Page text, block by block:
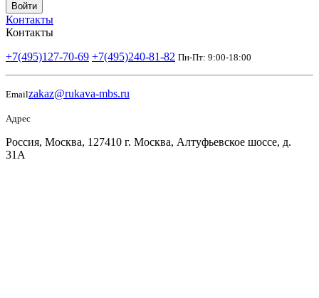
Войти
Контакты
Контакты
+7(495)127-70-69 +7(495)240-81-82 Пн-Пт: 9:00-18:00
Emailzakaz@rukava-mbs.ru
Адрес
Россия, Москва, 127410 г. Москва, Алтуфьевское шоссе, д.
31А